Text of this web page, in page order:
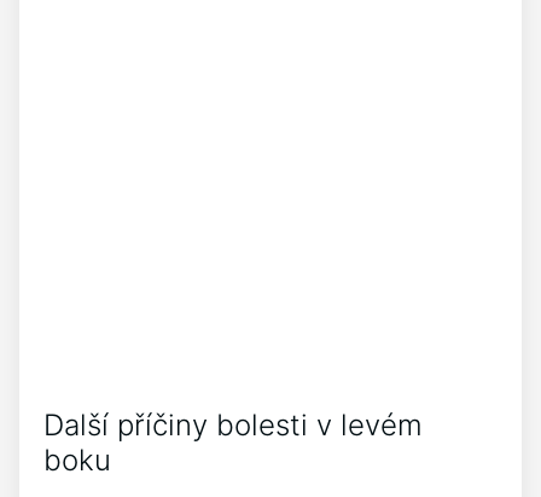
Další příčiny bolesti v levém
boku